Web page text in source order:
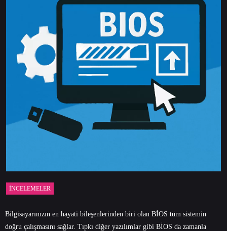
İNCELEMELER
Bilgisayarınızın en hayati bileşenlerinden biri olan BİOS tüm sistemin
doğru çalışmasını sağlar. Tıpkı diğer yazılımlar gibi BİOS da zamanla